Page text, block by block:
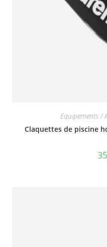
Equipements /
Claquettes de piscine